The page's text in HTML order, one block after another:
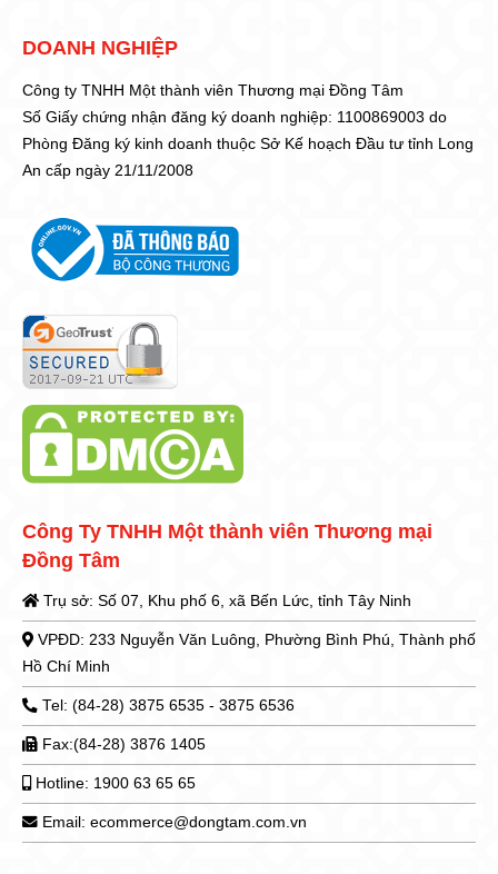
DOANH NGHIỆP
Công ty TNHH Một thành viên Thương mại Đồng Tâm
Số Giấy chứng nhận đăng ký doanh nghiệp: 1100869003 do
Phòng Đăng ký kinh doanh thuộc Sở Kế hoạch Đầu tư tỉnh Long
An cấp ngày 21/11/2008
Công Ty TNHH Một thành viên Thương mại
Đồng Tâm
Trụ sở: Số 07, Khu phố 6, xã Bến Lức, tỉnh Tây Ninh
VPĐD: 233 Nguyễn Văn Luông, Phường Bình Phú, Thành phố
Hồ Chí Minh
Tel: (84-28) 3875 6535 - 3875 6536
Fax:(84-28) 3876 1405
Hotline: 1900 63 65 65
Email: ecommerce@dongtam.com.vn